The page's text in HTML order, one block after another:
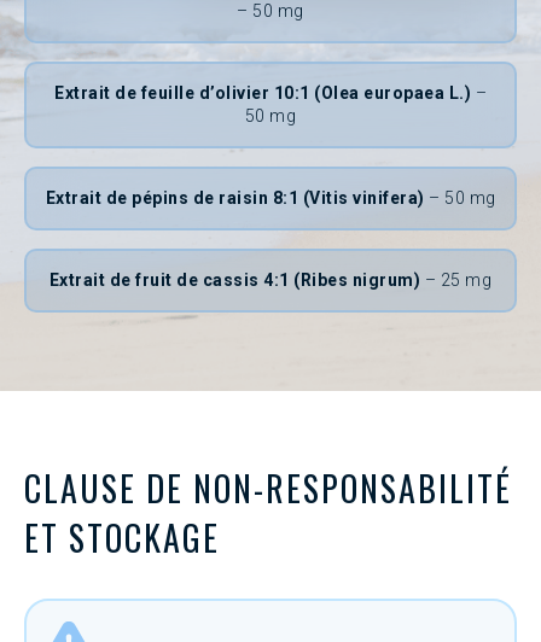
– 50 mg
Extrait de feuille d’olivier 10:1 (Olea europaea L.) –
50 mg
Extrait de pépins de raisin 8:1 (Vitis vinifera) – 50 mg
Extrait de fruit de cassis 4:1 (Ribes nigrum) – 25 mg
CLAUSE DE NON-RESPONSABILITÉ
ET STOCKAGE